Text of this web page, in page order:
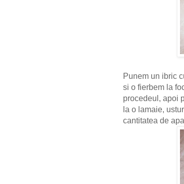
Punem un ibric
si o fierbem la
procedeul, apoi
la o lamaie,
cantitatea de